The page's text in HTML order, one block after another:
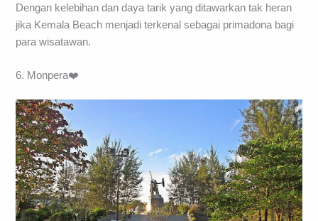
Dengan kelebihan dan daya tarik yang ditawarkan tak heran
jika Kemala Beach menjadi terkenal sebagai primadona bagi
para wisatawan.
6. Monpera❤️